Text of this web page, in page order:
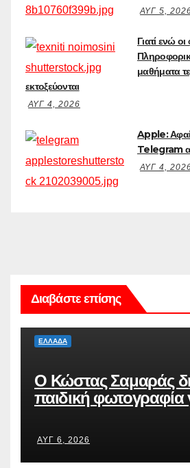
ΑΥΓ 5,
Γιατί ενώ οι
μαθήματα
εκτοξεύονται
ΑΥΓ 4, 2026
Apple:
Telegram
ΑΥΓ 4,
Διαβάστε επίσης
ΕΛΛΆΔΑ
Ο Κώστας Σαμαράς
παιδική φωτογραφία
ΑΥΓ 6, 2026